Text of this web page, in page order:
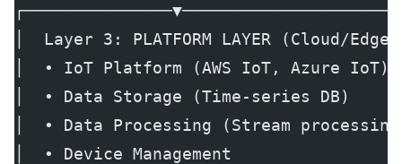
│  Layer 3: PLATFORM LAYER (Cloud/
│  • IoT Platform (AWS IoT, Azure
│  • Data Storage (Time-series DB)
│  • Data Processing (Stream
│  • Device Management